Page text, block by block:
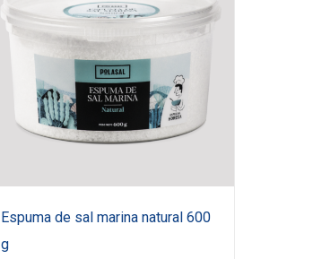
Espuma de sal marina natural 600
g